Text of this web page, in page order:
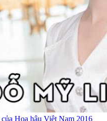
Hoa hậu Việt Nam 2016